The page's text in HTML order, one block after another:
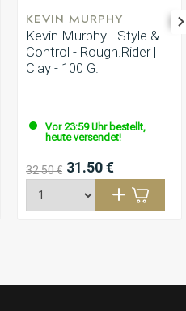
KEVIN MURPHY
Kevin Murphy - Style &
Control - Rough.Rider |
Clay - 100 G.
Vor 23:59 Uhr bestellt,
heute versendet!
32.50 € 31.50 €